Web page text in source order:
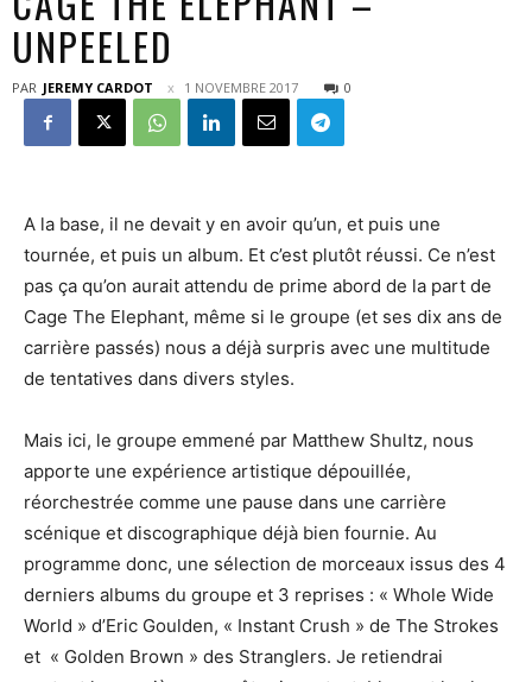
UNPEELED
PAR JEREMY CARDOT 1 NOVEMBRE 2017 0
A la base, il ne devait y en avoir qu’un, et puis une
tournée, et puis un album. Et c’est plutôt réussi. Ce n’est
pas ça qu’on aurait attendu de prime abord de la part de
Cage The Elephant, même si le groupe (et ses dix ans de
carrière passés) nous a déjà surpris avec une multitude
de tentatives dans divers styles.
Mais ici, le groupe emmené par Matthew Shultz, nous
apporte une expérience artistique dépouillée,
réorchestrée comme une pause dans une carrière
scénique et discographique déjà bien fournie. Au
programme donc, une sélection de morceaux issus des 4
derniers albums du groupe et 3 reprises : « Whole Wide
World » d’Eric Goulden, « Instant Crush » de The Strokes
et « Golden Brown » des Stranglers. Je retiendrai